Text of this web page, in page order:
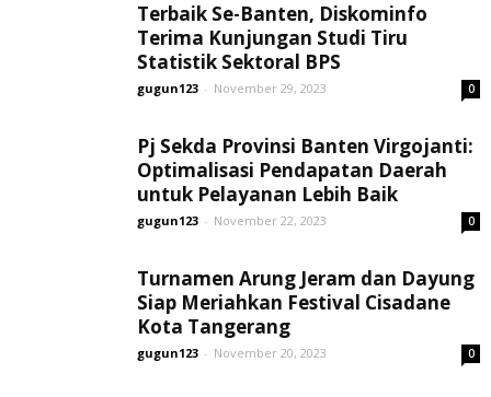
Terbaik Se-Banten, Diskominfo
Terima Kunjungan Studi Tiru
Statistik Sektoral BPS
gugun123 - November 29, 2023 0
Pj Sekda Provinsi Banten Virgojanti:
Optimalisasi Pendapatan Daerah
untuk Pelayanan Lebih Baik
gugun123 - November 22, 2023 0
Turnamen Arung Jeram dan Dayung
Siap Meriahkan Festival Cisadane
Kota Tangerang
gugun123 - November 20, 2023 0